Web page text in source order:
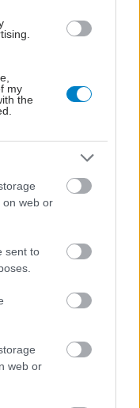
my
the
on web or
sent to
web or